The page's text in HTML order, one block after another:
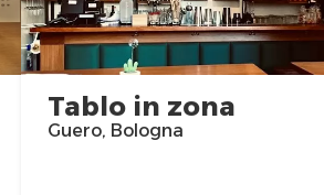
Tablo in zona
Guero, Bologna